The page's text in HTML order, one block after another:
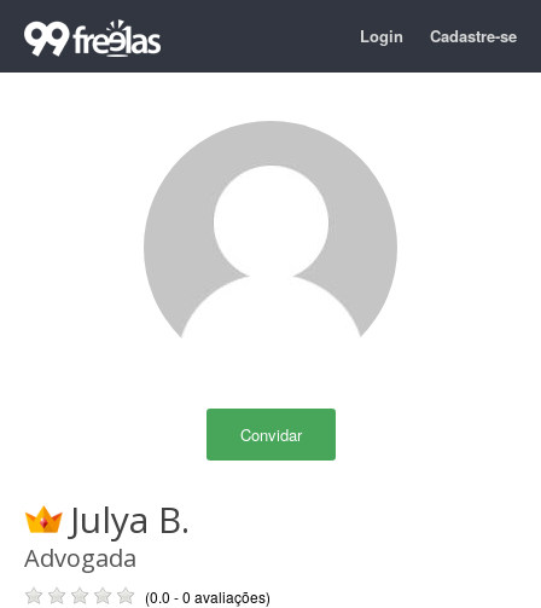
Login Cadastre-se
Convidar
Julya B.
Advogada
(0.0 - 0 avaliações)